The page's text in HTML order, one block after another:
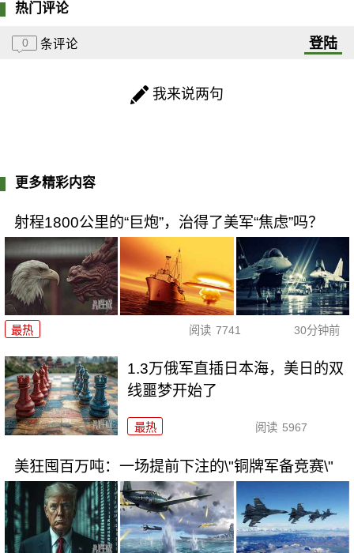
热门评论
0 条评论 登陆
我来说两句
更多精彩内容
射程1800公里的“巨炮”，治得了美军“焦虑”吗？
最热 阅读 7741 30分钟前
1.3万俄军直插日本海，美日的双
线噩梦开始了
最热 阅读 5967
美狂囤百万吨：一场提前下注的\"铜牌军备竞赛\"